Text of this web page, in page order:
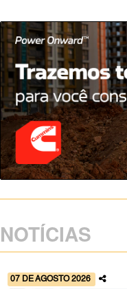
NOTÍCIAS
07 DE AGOSTO 2026